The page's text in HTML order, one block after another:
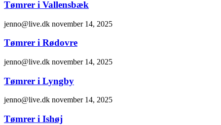
Tømrer i Vallensbæk
jenno@live.dk november 14, 2025
Tømrer i Rødovre
jenno@live.dk november 14, 2025
Tømrer i Lyngby
jenno@live.dk november 14, 2025
Tømrer i Ishøj